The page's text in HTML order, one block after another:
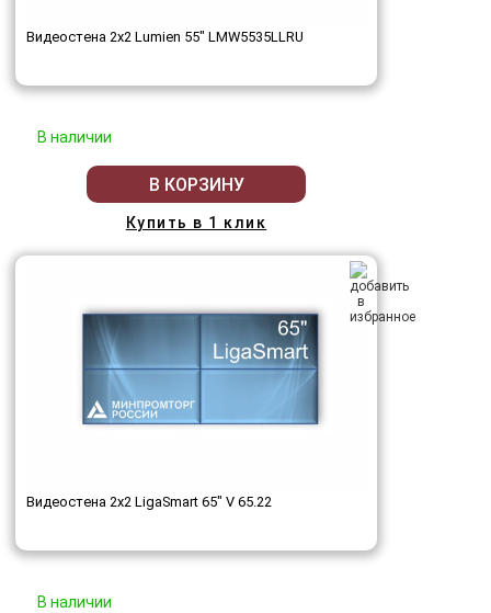
Видеостена 2x2 Lumien 55" LMW5535LLRU
В наличии
В КОРЗИНУ
Купить в 1 клик
Видеостена 2x2 LigaSmart 65" V 65.22
В наличии